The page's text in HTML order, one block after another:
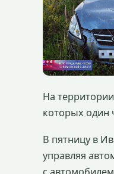
На
которых один
В пятницу в
управляя